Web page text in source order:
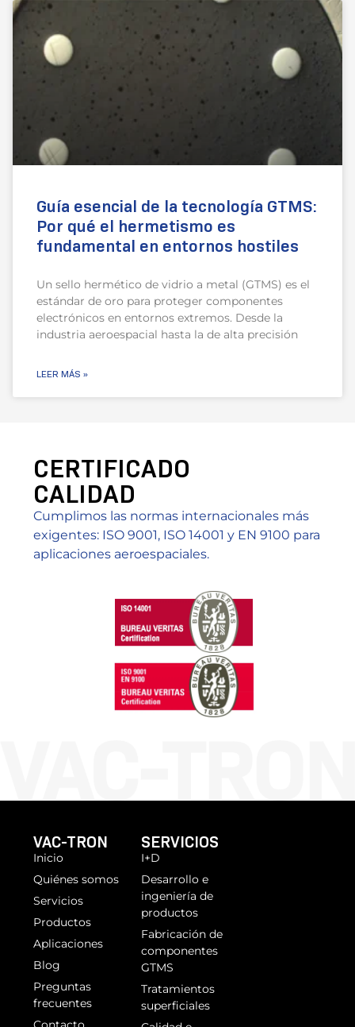
Guía esencial de la tecnología GTMS:
Por qué el hermetismo es
fundamental en entornos hostiles
Un sello hermético de vidrio a metal (GTMS) es el
estándar de oro para proteger componentes
electrónicos en entornos extremos. Desde la
industria aeroespacial hasta la de alta precisión
LEER MÁS »
CERTIFICADO
CALIDAD
Cumplimos las normas internacionales más
exigentes: ISO 9001, ISO 14001 y EN 9100 para
aplicaciones aeroespaciales.
VAC-TRON
Inicio
Quiénes somos
Servicios
Productos
Aplicaciones
Blog
Preguntas
frecuentes
SERVICIOS
I+D
Desarrollo e
ingeniería de
productos
Fabricación de
componentes
GTMS
Tratamientos
superficiales